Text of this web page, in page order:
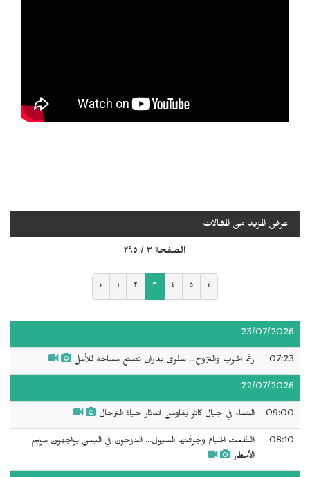
عرض المزيد من المقالات
الصفحة ٣ / ٢٩٥
‹ ١ ٢ ٣ ٤ ٥ ›
23/07/2026
07:23 رغم الحرب والنزوح... سلوى بدران تصنع مساحة للأمل
22/07/2026
09:00 النساء في جبال كاتو يقاومن اندثار حياة الترحال
08:10
اقتُلعت الخيام وجرفتها السيول... النازحون في اليمن يواجهون موسم
الأمطار